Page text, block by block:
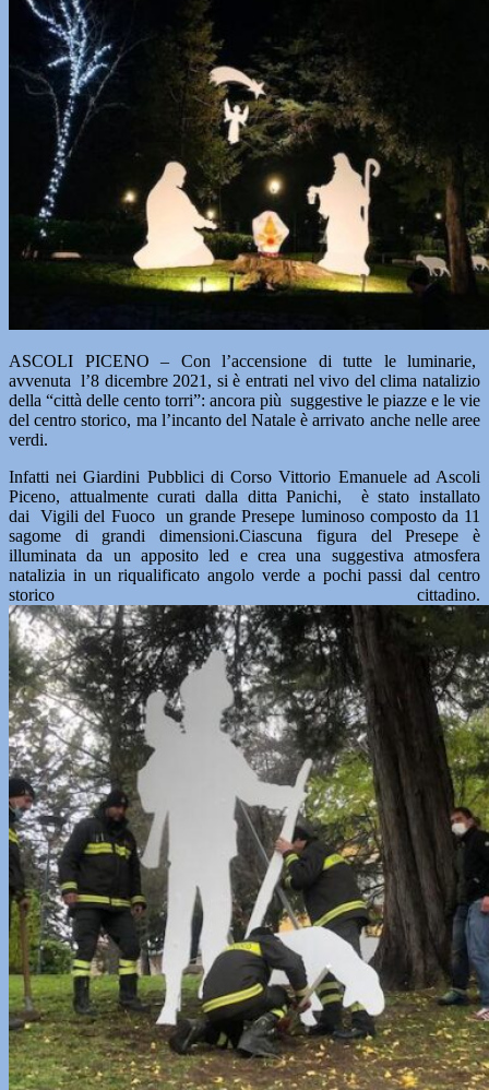
ASCOLI PICENO – Con l’accensione di tutte le luminarie,
avvenuta l’8 dicembre 2021, si è entrati nel vivo del clima natalizio
della “città delle cento torri”: ancora più suggestive le piazze e le vie
del centro storico, ma l’incanto del Natale è arrivato anche nelle aree
verdi.
Infatti nei Giardini Pubblici di Corso Vittorio Emanuele ad Ascoli
Piceno, attualmente curati dalla ditta Panichi, è stato installato
dai Vigili del Fuoco un grande Presepe luminoso composto da 11
sagome di grandi dimensioni.Ciascuna figura del Presepe è
illuminata da un apposito led e crea una suggestiva atmosfera
natalizia in un riqualificato angolo verde a pochi passi dal centro
storico cittadino.